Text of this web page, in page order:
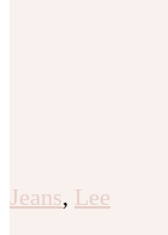
Jeans, Lee